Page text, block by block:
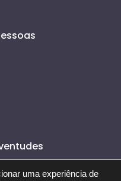
uma experiência de